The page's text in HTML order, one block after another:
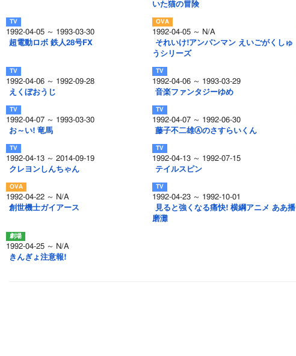
いた猫の冒険
1992-04-05 ～ 1993-03-30
超電動ロボ 鉄人28号FX
1992-04-05 ～ N/A
それいけ!アンパンマン えいごがくしゅ
うシリーズ
1992-04-06 ～ 1992-09-28
えくぼおうじ
1992-04-06 ～ 1993-03-29
音楽ファンタジーゆめ
1992-04-07 ～ 1993-03-30
お～い! 竜馬
1992-04-07 ～ 1992-06-30
藤子不二雄Ⓐのさすらいくん
1992-04-13 ～ 2014-09-19
クレヨンしんちゃん
1992-04-13 ～ 1992-07-15
テイルスピン
1992-04-22 ～ N/A
創世機士ガイアース
1992-04-23 ～ 1992-10-01
見ると強くなる痛快! 横綱アニメ ああ播
磨灘
1992-04-25 ～ N/A
きんぎょ注意報!